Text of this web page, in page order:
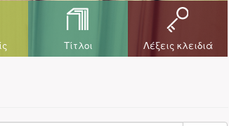
Τίτλοι Λέξεις κλειδιά